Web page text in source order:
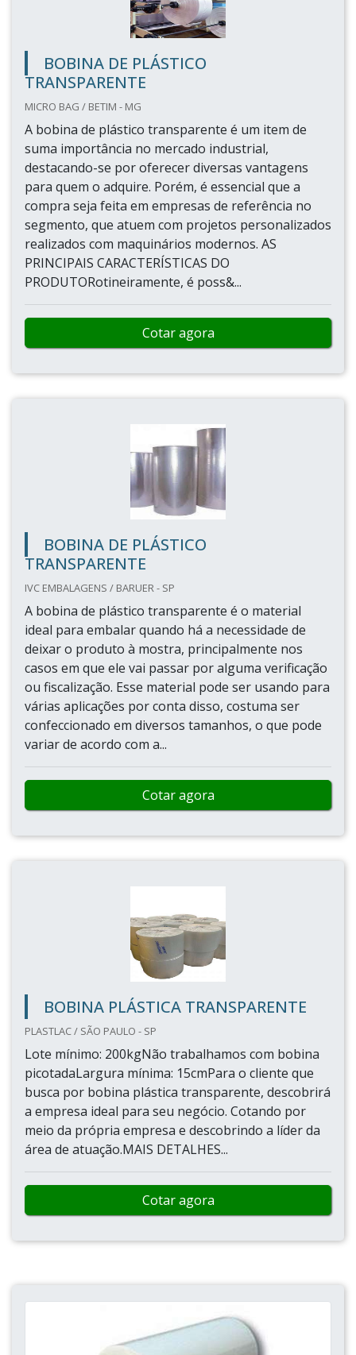
BOBINA DE PLÁSTICO
TRANSPARENTE
MICRO BAG / BETIM - MG
A bobina de plástico transparente é um item de
suma importância no mercado industrial,
destacando-se por oferecer diversas vantagens
para quem o adquire. Porém, é essencial que a
compra seja feita em empresas de referência no
segmento, que atuem com projetos personalizados
realizados com maquinários modernos. AS
PRINCIPAIS CARACTERÍSTICAS DO
PRODUTORotineiramente, é poss&...
Cotar agora
BOBINA DE PLÁSTICO
TRANSPARENTE
IVC EMBALAGENS / BARUER - SP
A bobina de plástico transparente é o material
ideal para embalar quando há a necessidade de
deixar o produto à mostra, principalmente nos
casos em que ele vai passar por alguma verificação
ou fiscalização. Esse material pode ser usando para
várias aplicações por conta disso, costuma ser
confeccionado em diversos tamanhos, o que pode
variar de acordo com a...
Cotar agora
BOBINA PLÁSTICA TRANSPARENTE
PLASTLAC / SÃO PAULO - SP
Lote mínimo: 200kgNão trabalhamos com bobina
picotadaLargura mínima: 15cmPara o cliente que
busca por bobina plástica transparente, descobrirá
a empresa ideal para seu negócio. Cotando por
meio da própria empresa e descobrindo a líder da
área de atuação.MAIS DETALHES...
Cotar agora